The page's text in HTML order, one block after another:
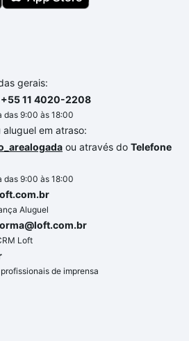
gerais:
11 4020-2208
9:00 às 18:00
em atraso:
ou através do Telefone
9:00 às 18:00
Aluguel
Loft
de imprensa